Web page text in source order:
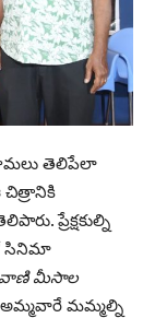
తెలిపేలా
ప్రేక్షకుల్ని
సినిమా
మీసాల
మమ్మల్ని